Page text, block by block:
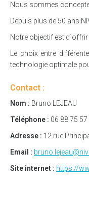
Nous sommes
Depuis plus de 50 ans
Notre objectif est
Le choix entre
technologie optimale
Contact :
Nom : Bruno LEJEAU
Téléphone : 06 88 75 57
Adresse : 12 rue
Email :
Site internet : https://